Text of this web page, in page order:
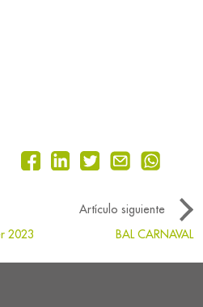
Artículo siguiente
2023
BAL CARNAVAL